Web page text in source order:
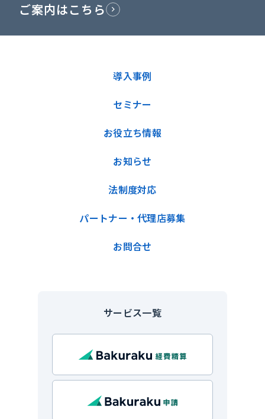
ご案内はこちら
導入事例
セミナー
お役立ち情報
お知らせ
法制度対応
パートナー・代理店募集
お問合せ
サービス一覧